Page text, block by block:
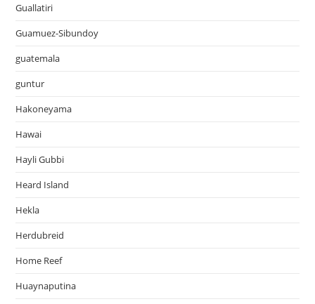
Guallatiri
Guamuez-Sibundoy
guatemala
guntur
Hakoneyama
Hawai
Hayli Gubbi
Heard Island
Hekla
Herdubreid
Home Reef
Huaynaputina